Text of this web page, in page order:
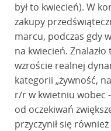
był to kwiecień). W
zakupy
marcu, podczas gdy
na kwiecień.
wzroście realnej
kategorii „żywność,
r/r w kwietniu wobec
od oczekiwań
przyczynił się